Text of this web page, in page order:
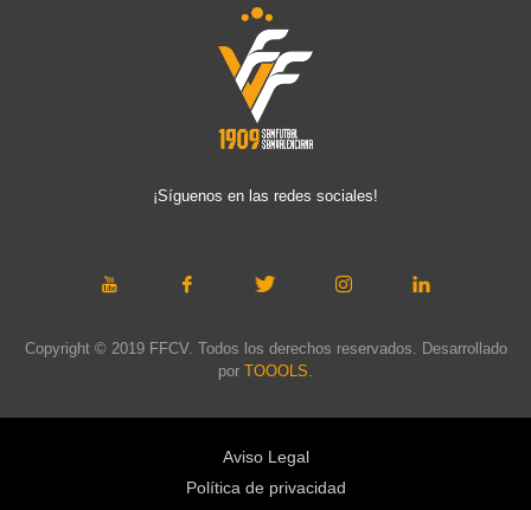
¡Síguenos en las redes sociales!
Copyright © 2019 FFCV. Todos los derechos reservados. Desarrollado
por TOOOLS.
Aviso Legal
Política de privacidad